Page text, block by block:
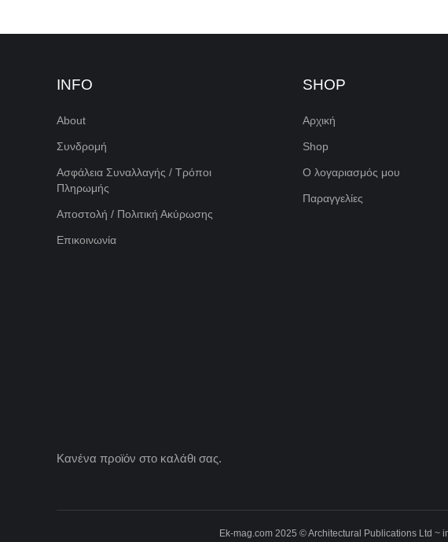
INFO
About
Συνδρομή
Ασφάλεια Συναλλαγής / Τρόποι
Πληρωμής
Αποστολή / Πολιτική Ακύρωσης
Επικοινωνία
SHOP
Αρχική
Shop
Ο λογαριασμός μου
Παραγγελίες
Κανένα προϊόν στο καλάθι σας.
Ek-mag.com 2025 © Architectural Publications Ltd ~